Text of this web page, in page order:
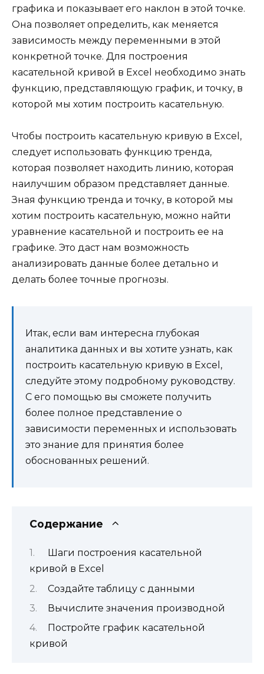
графика и показывает его наклон в этой точке.
Она позволяет определить, как меняется
зависимость между переменными в этой
конкретной точке. Для построения
касательной кривой в Excel необходимо знать
функцию, представляющую график, и точку, в
которой мы хотим построить касательную.
Чтобы построить касательную кривую в Excel,
следует использовать функцию тренда,
которая позволяет находить линию, которая
наилучшим образом представляет данные.
Зная функцию тренда и точку, в которой мы
хотим построить касательную, можно найти
уравнение касательной и построить ее на
графике. Это даст нам возможность
анализировать данные более детально и
делать более точные прогнозы.
Итак, если вам интересна глубокая
аналитика данных и вы хотите узнать, как
построить касательную кривую в Excel,
следуйте этому подробному руководству.
С его помощью вы сможете получить
более полное представление о
зависимости переменных и использовать
это знание для принятия более
обоснованных решений.
Содержание
Шаги построения касательной
кривой в Excel
Создайте таблицу с данными
Вычислите значения производной
Постройте график касательной
кривой